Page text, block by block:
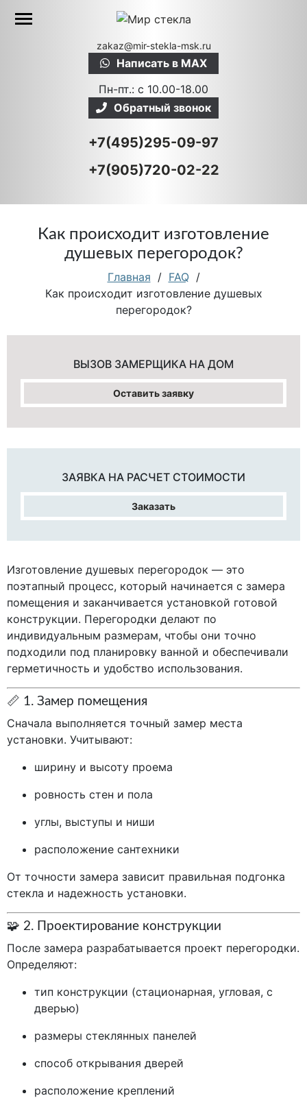
zakaz@mir-stekla-msk.ru
Написать в MAX
Пн-пт.: c 10.00-18.00
Обратный звонок
+7(495)295-09-97
+7(905)720-02-22
Как происходит изготовление
душевых перегородок?
Главная / FAQ /
Как происходит изготовление душевых
перегородок?
ВЫЗОВ ЗАМЕРЩИКА НА ДОМ
Оставить заявку
ЗАЯВКА НА РАСЧЕТ СТОИМОСТИ
Заказать
Изготовление душевых перегородок — это
поэтапный процесс, который начинается с замера
помещения и заканчивается установкой готовой
конструкции. Перегородки делают по
индивидуальным размерам, чтобы они точно
подходили под планировку ванной и обеспечивали
герметичность и удобство использования.
📏 1. Замер помещения
Сначала выполняется точный замер места
установки. Учитывают:
ширину и высоту проема
ровность стен и пола
углы, выступы и ниши
расположение сантехники
От точности замера зависит правильная подгонка
стекла и надежность установки.
🧩 2. Проектирование конструкции
После замера разрабатывается проект перегородки.
Определяют:
тип конструкции (стационарная, угловая, с
дверью)
размеры стеклянных панелей
способ открывания дверей
расположение креплений